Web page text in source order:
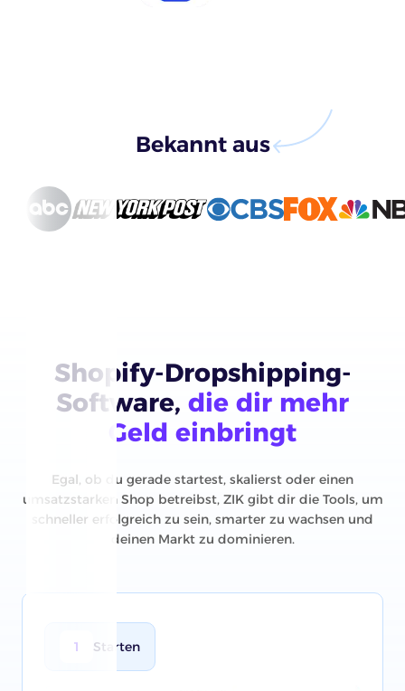
Bekannt aus
Shopify-Dropshipping-
Software, die dir mehr
Geld einbringt
Egal, ob du gerade startest, skalierst oder einen
umsatzstarken Shop betreibst, ZIK gibt dir die Tools, um
schneller erfolgreich zu sein, smarter zu wachsen und
deinen Markt zu dominieren.
1 Starten